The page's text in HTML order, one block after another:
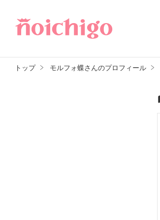
トップ モルフォ蝶さんのプロフィール